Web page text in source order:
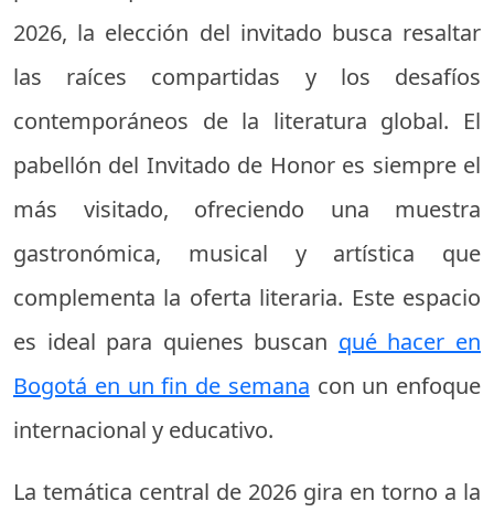
2026, la elección del invitado busca resaltar
las raíces compartidas y los desafíos
contemporáneos de la literatura global. El
pabellón del Invitado de Honor es siempre el
más visitado, ofreciendo una muestra
gastronómica, musical y artística que
complementa la oferta literaria. Este espacio
es ideal para quienes buscan qué hacer en
Bogotá en un fin de semana con un enfoque
internacional y educativo.
La temática central de 2026 gira en torno a la